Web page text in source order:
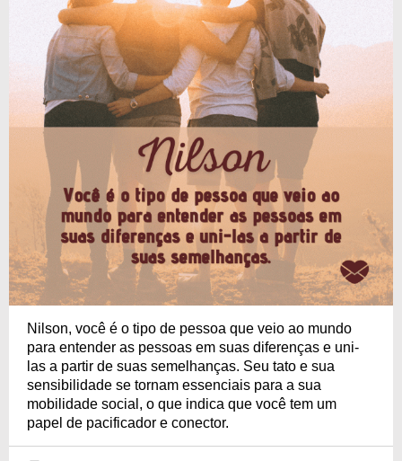
Nilson, você é o tipo de pessoa que veio ao mundo
para entender as pessoas em suas diferenças e uni-
las a partir de suas semelhanças. Seu tato e sua
sensibilidade se tornam essenciais para a sua
mobilidade social, o que indica que você tem um
papel de pacificador e conector.